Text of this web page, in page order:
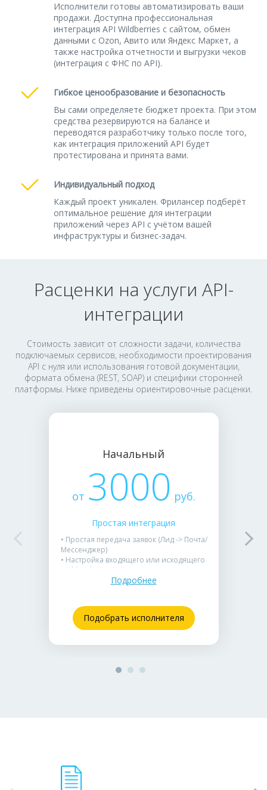
Исполнители готовы автоматизировать ваши
продажи. Доступна профессиональная
интеграция API Wildberries с сайтом, обмен
данными с Ozon, Авито или Яндекс Маркет, а
также настройка отчетности и выгрузки чеков
(интеграция с ФНС по API).
Гибкое ценообразование и безопасность
Вы сами определяете бюджет проекта. При этом
средства резервируются на балансе и
переводятся разработчику только после того,
как интеграция приложений API будет
протестирована и принята вами.
Индивидуальный подход
Каждый проект уникален. Фрилансер подберёт
оптимальное решение для интеграции
приложений через API с учётом вашей
инфраструктуры и бизнес-задач.
Расценки на услуги API-
интеграции
Стоимость зависит от сложности задачи, количества
подключаемых сервисов, необходимости проектирования
API с нуля или использования готовой документации,
формата обмена (REST, SOAP) и специфики сторонней
платформы. Ниже приведены ориентировочные расценки.
Начальный
от 3000 руб.
Простая интеграция
• Простая передача заявок (Лид -> Почта/
Мессенджер)
• Настройка входящего или исходящего
Webhook
• Использование готовых библиотек
мессенджеры или на E-mail.
Подробнее
Подобрать исполнителя